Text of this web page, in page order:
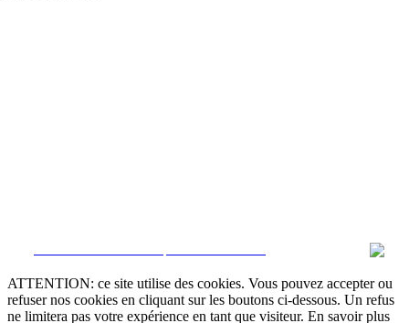
ATTENTION: ce site utilise des cookies. Vous pouvez accepter ou
refuser nos cookies en cliquant sur les boutons ci-dessous. Un refus
ne limitera pas votre expérience en tant que visiteur. En savoir plus